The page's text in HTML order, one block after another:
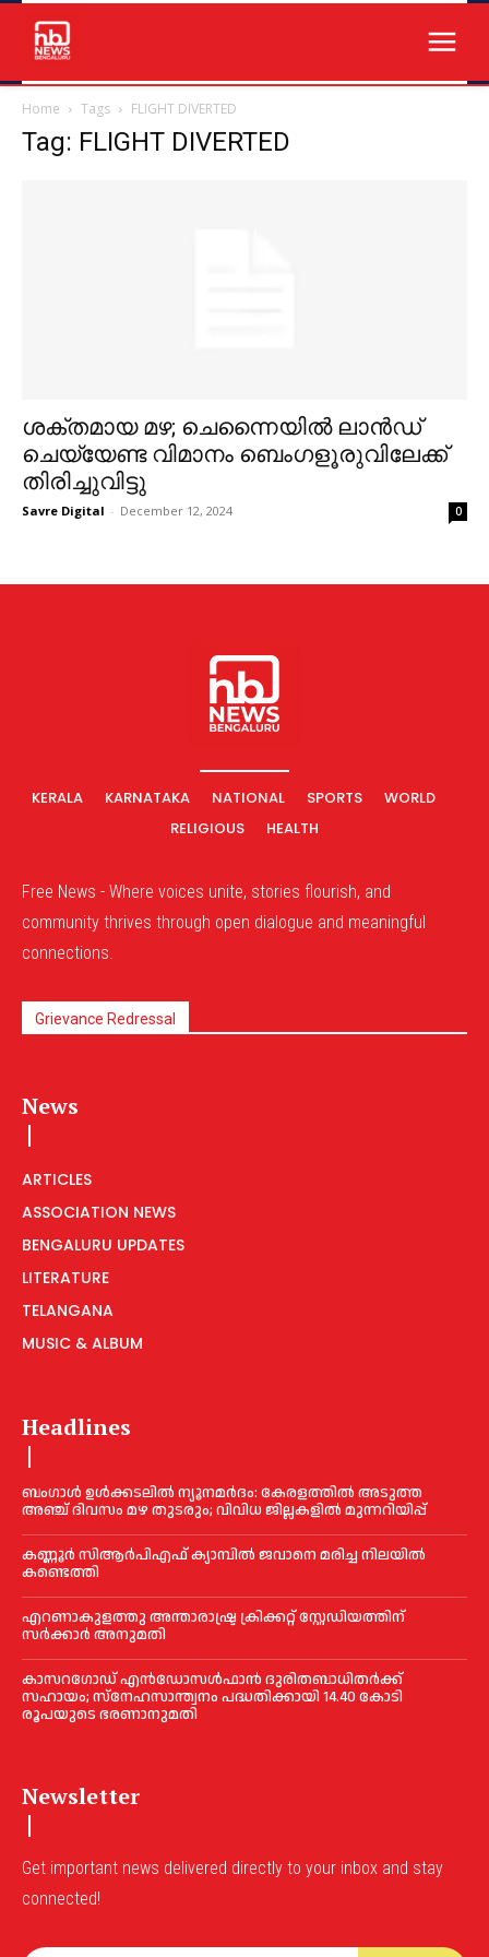
Home Tags FLIGHT DIVERTED
Tag: FLIGHT DIVERTED
ശക്തമായ മഴ; ചെന്നൈയിൽ ലാൻഡ്
ചെയ്യേണ്ട വിമാനം ബെംഗളൂരുവിലേക്ക്
തിരിച്ചുവിട്ടു
Savre Digital - December 12, 2024 0
KERALA KARNATAKA NATIONAL SPORTS
WORLD
RELIGIOUS
HEALTH
Free News - Where voices unite, stories flourish, and
community thrives through open dialogue and meaningful
connections.
Grievance Redressal
News
ARTICLES
ASSOCIATION NEWS
BENGALURU UPDATES
LITERATURE
TELANGANA
MUSIC & ALBUM
Headlines
ബംഗാൾ ഉൾക്കടലിൽ ന്യൂനമർദം: കേരളത്തിൽ അടുത്ത
അഞ്ച് ദിവസം മഴ തുടരും; വിവിധ ജില്ലകളിൽ മുന്നറിയിപ്പ്
കണ്ണൂര്‍ സിആര്‍പിഎഫ് ക്യാമ്പില്‍ ജവാനെ മരിച്ച നിലയില്‍
കണ്ടെത്തി
എറണാകുളത്തു അന്താരാഷ്ട്ര ക്രിക്കറ്റ് സ്റ്റേഡിയത്തിന്
സര്‍ക്കാര്‍ അനുമതി
കാസറഗോഡ് എന്‍ഡോസള്‍ഫാന്‍ ദുരിതബാധിതര്‍ക്ക്
സഹായം; സ്‌നേഹസാന്ത്വനം പദ്ധതിക്കായി 14.40 കോടി
രൂപയുടെ ഭരണാനുമതി
Newsletter
Get important news delivered directly to your inbox and stay
connected!